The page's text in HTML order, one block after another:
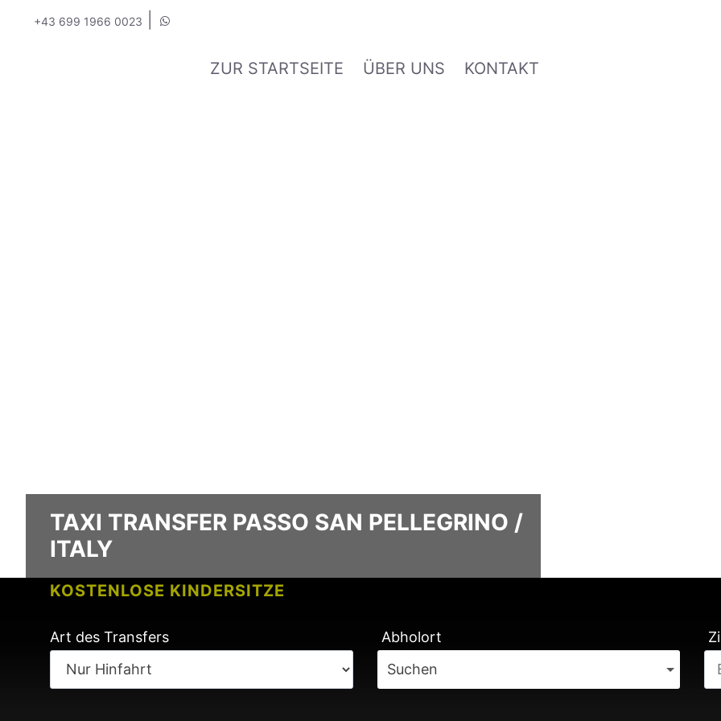
+43 699 1966 0023
ZUR STARTSEITE ÜBER UNS KONTAKT
KOSTENLOSE KINDERSITZE
KEINE GEBÜHREN BEI FLUGVERSPÄTUNG
TAXI TRANSFER PASSO SAN PELLEGRINO /
ITALY
Art des Transfers
Abholort
Suchen